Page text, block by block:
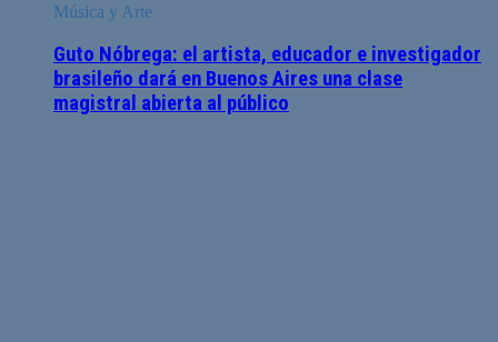
Música y Arte
Guto Nóbrega: el artista, educador e investigador
brasileño dará en Buenos Aires una clase
magistral abierta al público